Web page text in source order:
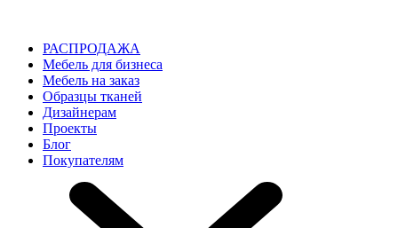
РАСПРОДАЖА
Мебель для бизнеса
Мебель на заказ
Образцы тканей
Дизайнерам
Проекты
Блог
Покупателям